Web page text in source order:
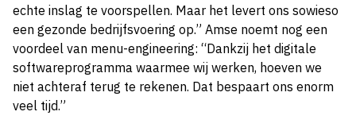
echte inslag te voorspellen. Maar het levert ons sowieso
een gezonde bedrijfsvoering op.” Amse noemt nog een
voordeel van menu-engineering: “Dankzij het digitale
softwareprogramma waarmee wij werken, hoeven we
niet achteraf terug te rekenen. Dat bespaart ons enorm
veel tijd.”